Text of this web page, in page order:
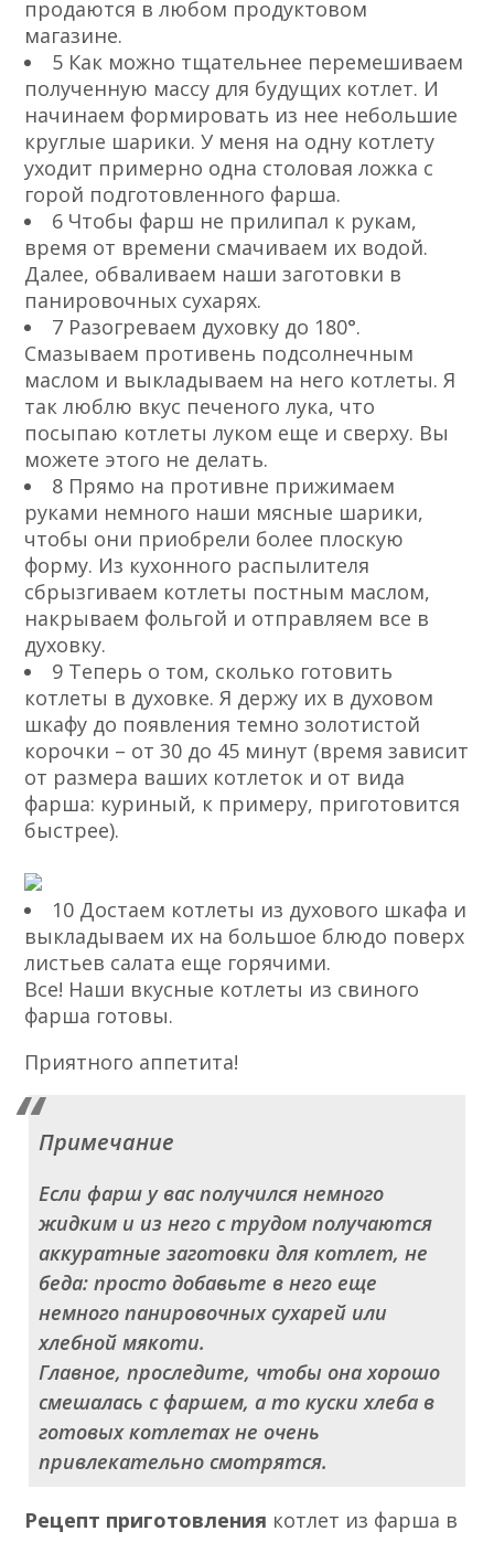
продаются в любом продуктовом
магазине.
5 Как можно тщательнее перемешиваем
полученную массу для будущих котлет. И
начинаем формировать из нее небольшие
круглые шарики. У меня на одну котлету
уходит примерно одна столовая ложка с
горой подготовленного фарша.
6 Чтобы фарш не прилипал к рукам,
время от времени смачиваем их водой.
Далее, обваливаем наши заготовки в
панировочных сухарях.
7 Разогреваем духовку до 180°.
Смазываем противень подсолнечным
маслом и выкладываем на него котлеты. Я
так люблю вкус печеного лука, что
посыпаю котлеты луком еще и сверху. Вы
можете этого не делать.
8 Прямо на противне прижимаем
руками немного наши мясные шарики,
чтобы они приобрели более плоскую
форму. Из кухонного распылителя
сбрызгиваем котлеты постным маслом,
накрываем фольгой и отправляем все в
духовку.
9 Теперь о том, сколько готовить
котлеты в духовке. Я держу их в духовом
шкафу до появления темно золотистой
корочки – от 30 до 45 минут (время зависит
от размера ваших котлеток и от вида
фарша: куриный, к примеру, приготовится
быстрее).
10 Достаем котлеты из духового шкафа и
выкладываем их на большое блюдо поверх
листьев салата еще горячими.
Все! Наши вкусные котлеты из свиного
фарша готовы.
Приятного аппетита!
Примечание
Если фарш у вас получился немного
жидким и из него с трудом получаются
аккуратные заготовки для котлет, не
беда: просто добавьте в него еще
немного панировочных сухарей или
хлебной мякоти.
Главное, проследите, чтобы она хорошо
смешалась с фаршем, а то куски хлеба в
готовых котлетах не очень
привлекательно смотрятся.
Рецепт приготовления котлет из фарша в